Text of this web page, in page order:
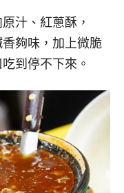
汁、紅蔥酥，
香夠味，加上微脆
到停不下來。